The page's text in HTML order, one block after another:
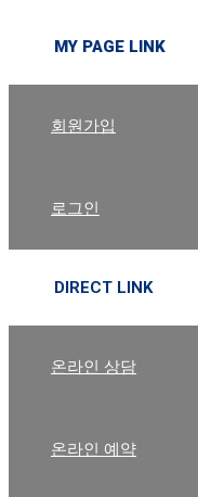
MY PAGE LINK
회원가입
로그인
DIRECT LINK
온라인 상담
온라인 예약